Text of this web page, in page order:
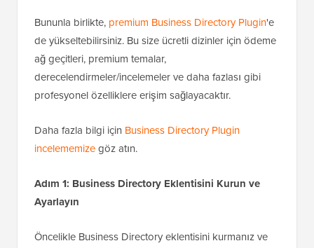
Bununla birlikte, premium Business Directory Plugin'e
de yükseltebilirsiniz. Bu size ücretli dizinler için ödeme
ağ geçitleri, premium temalar,
derecelendirmeler/incelemeler ve daha fazlası gibi
profesyonel özelliklere erişim sağlayacaktır.
Daha fazla bilgi için Business Directory Plugin
incelememizegöz atın.
Adım 1: Business Directory Eklentisini Kurun ve
Ayarlayın
Öncelikle Business Directory eklentisini kurmanız ve